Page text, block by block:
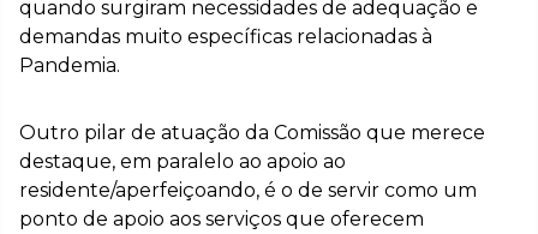
quando surgiram necessidades de adequação e
demandas muito específicas relacionadas à
Pandemia.
Outro pilar de atuação da Comissão que merece
destaque, em paralelo ao apoio ao
residente/aperfeiçoando, é o de servir como um
ponto de apoio aos serviços que oferecem